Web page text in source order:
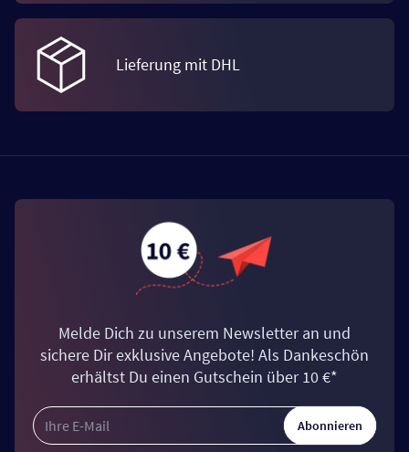
Lieferung mit DHL
Melde Dich zu unserem Newsletter an und
sichere Dir exklusive Angebote! Als Dankeschön
erhältst Du einen Gutschein über 10 €*
Abonnieren